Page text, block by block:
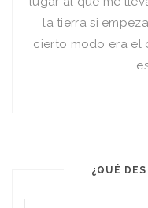
la tierra si
cierto modo era el
¿QUÉ